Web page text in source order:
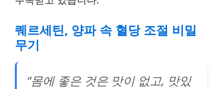
퀘르세틴, 양파 속 혈당 조절 비밀
무기
“몸에 좋은 것은 맛이 없고, 맛있